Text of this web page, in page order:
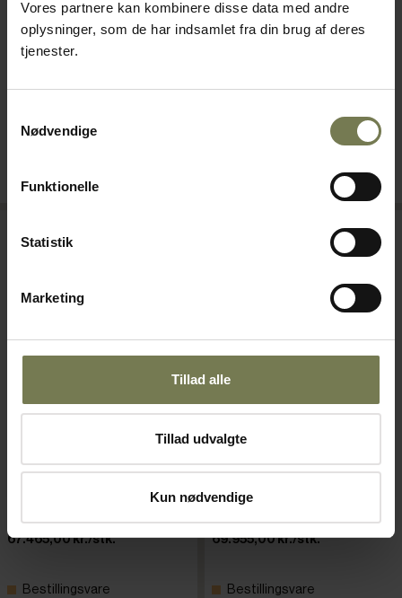
Vores partnere kan kombinere disse data med andre
oplysninger, som de har indsamlet fra din brug af deres
tjenester.
Nødvendige
Funktionelle
Statistik
Marketing
Tillad alle
Tillad udvalgte
Kun nødvendige
Dankok kølerum, 2290 x
2590 x 2300 mm
Varenr: 80435119
Læg i kurv
Dankok kølerum, 1990 x
2890 x 2300 mm
Læg i kurv
Dankok kølerum, 1990 x 1990
x 2300 mm
Din pris (ekskl. moms)
67.465,00 kr./stk.
Bestillingsvare
Dankok kølerum, 1690 x
2590 x 2300 mm
Din pris (ekskl. moms)
69.955,00 kr./stk.
Bestillingsvare